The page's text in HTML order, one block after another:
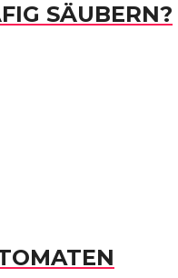
SÄUBERN?